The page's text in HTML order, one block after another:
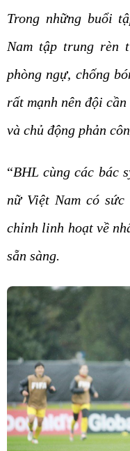
Trong những buổi
Nam tập trung rèn
phòng ngự, chống
rất mạnh nên đội
và chủ động phản
“BHL cùng các bác
nữ Việt Nam có
chỉnh linh hoạt về
sẵn sàng.